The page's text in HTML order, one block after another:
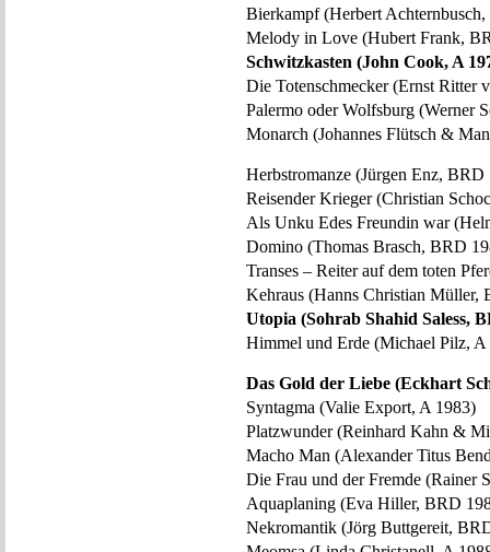
Bierkampf (Herbert
Melody in Love (Hubert Frank,
Schwitzkasten (John Cook, A
Die Totenschmecker (Ernst Ritter
Palermo oder Wolfsburg (Werner
Monarch (Johannes Flütsch &
Herbstromanze (Jürgen Enz, BRD
Reisender Krieger (Christian
Als Unku Edes Freundin war
Domino (Thomas Brasch, BRD
Transes – Reiter auf dem toten
Kehraus (Hanns Christian Müller,
Utopia (Sohrab Shahid Saless,
Himmel und Erde (Michael Pilz, A
Das Gold der Liebe (Eckhart
Syntagma (Valie Export, A 1983)
Platzwunder (Reinhard Kahn &
Macho Man (Alexander Titus
Die Frau und der Fremde (Rainer
Aquaplaning (Eva Hiller, BRD
Nekromantik (Jörg Buttgereit,